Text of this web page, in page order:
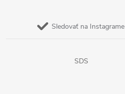
Sledovať na Instagrame
SDS